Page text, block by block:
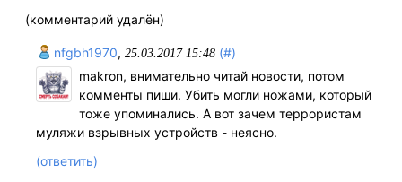
(комментарий удалён)
nfgbh1970, 25.03.2017 15:48 (#)
makron, внимательно читай новости, потом
комменты пиши. Убить могли ножами, который
тоже упоминались. А вот зачем террористам
муляжи взрывных устройств - неясно.
(ответить)